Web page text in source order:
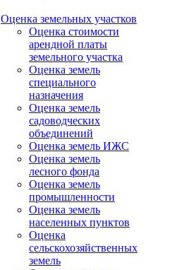
Оценка земельных участков
Оценка стоимости
арендной платы
земельного участка
Оценка земель
специального
назначения
Оценка земель
садоводческих
объединений
Оценка земель ИЖС
Оценка земель
лесного фонда
Оценка земель
промышленности
Оценка земель
населенных пунктов
Оценка
сельскохозяйственных
земель